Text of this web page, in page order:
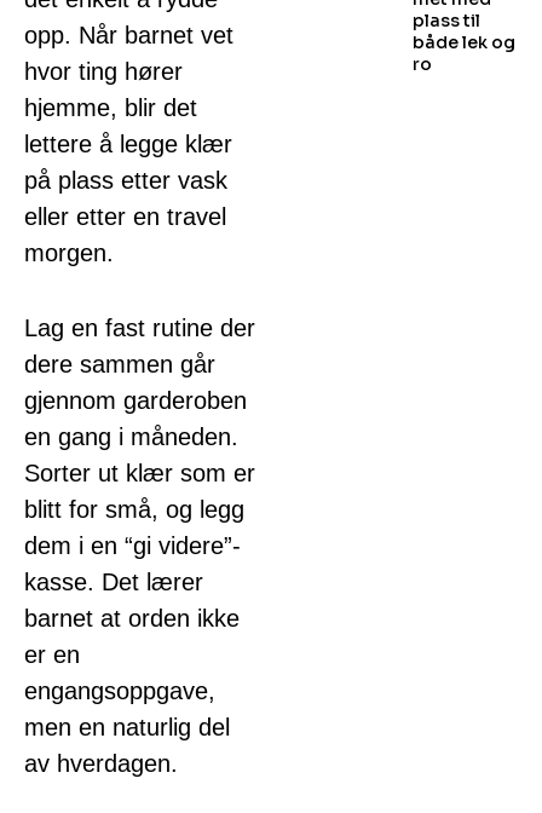
opp. Når barnet vet
hvor ting hører
hjemme, blir det
lettere å legge klær
på plass etter vask
eller etter en travel
morgen.
Lag en fast rutine der
dere sammen går
gjennom garderoben
en gang i måneden.
Sorter ut klær som er
blitt for små, og legg
dem i en “gi videre”-
kasse. Det lærer
barnet at orden ikke
er en
engangsoppgave,
men en naturlig del
av hverdagen.
plass til
både lek og
ro